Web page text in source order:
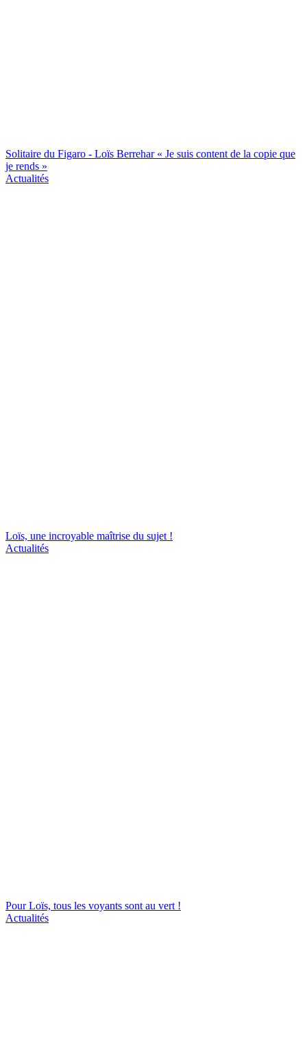
Solitaire du Figaro - Loïs Berrehar « Je suis content de la copie que
je rends »
Actualités
Loïs, une incroyable maîtrise du sujet !
Actualités
Pour Loïs, tous les voyants sont au vert !
Actualités